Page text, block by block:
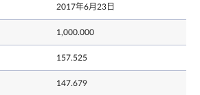
2017年6月23日
1,000.000
157.525
147.679